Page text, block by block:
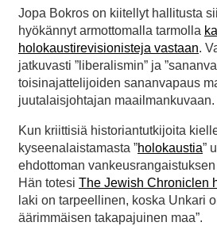
Jopa Bokros on kiitellyt hallitusta
hyökännyt armottomalla tarmolla
holokaustirevisionisteja vastaan.
jatkuvasti ”liberalismin” ja
toisinajattelijoiden sananvapaus
juutalaisjohtajan maailmankuvaan.
Kun kriittisiä historiantutkijoita
kyseenalaistamasta ”holokaustia”
ehdottoman
Hän totesi The Jewish Chroniclen
laki on tarpeellinen, koska Unkari
äärimmäisen takapajuinen maa”.